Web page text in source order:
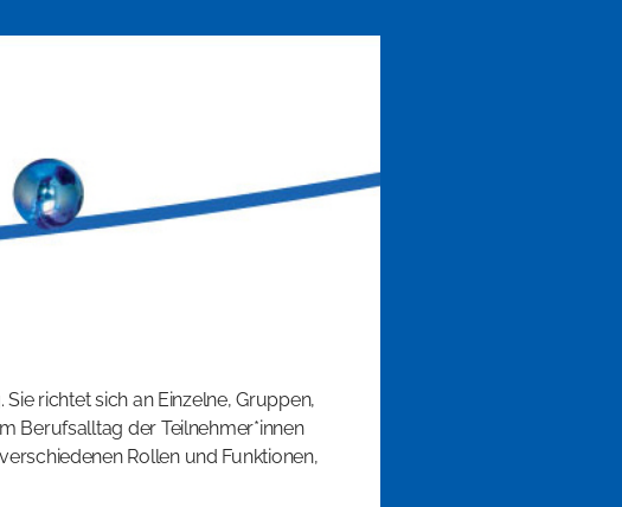
richtet sich an Einzelne, Gruppen,
Berufsalltag der Teilnehmer*innen
Rollen und Funktionen,